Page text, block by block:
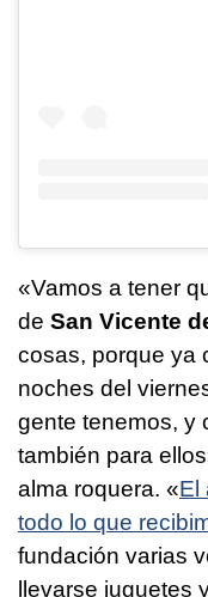
«Vamos a tener
de San Vicente
cosas, porque ya
noches del
gente tenemos, y
también para
alma roquera. «El
todo lo que
fundación varias
llevarse juguetes